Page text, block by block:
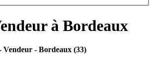
à Bordeaux
Vendeur - Bordeaux (33)